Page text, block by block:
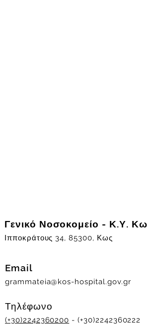
Γενικό Νοσοκομείο - Κ.Υ. Κω
Ιπποκράτους 34, 85300, Κως
Email
grammateia@kos-hospital.gov.gr
Τηλέφωνο
(+30)2242360200 - (+30)2242360222